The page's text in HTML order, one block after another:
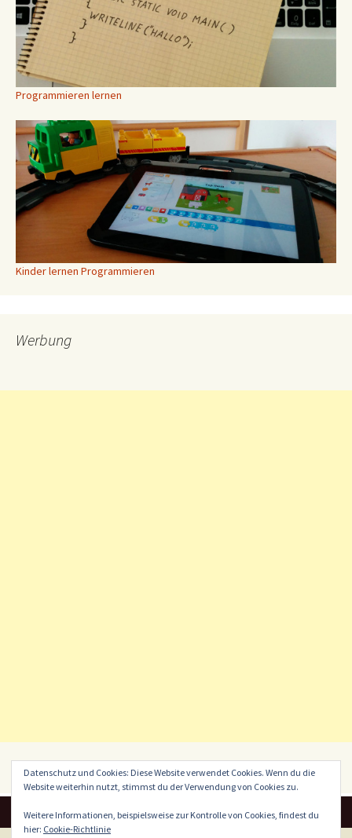
Programmieren lernen
Kinder lernen Programmieren
Werbung
Datenschutz und Cookies: Diese Website verwendet Cookies. Wenn du die
Website weiterhin nutzt, stimmst du der Verwendung von Cookies zu.
Weitere Informationen, beispielsweise zur Kontrolle von Cookies, findest du
hier: Cookie-Richtlinie